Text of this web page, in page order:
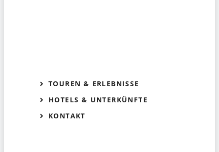
TOUREN & ERLEBNISSE
HOTELS & UNTERKÜNFTE
KONTAKT